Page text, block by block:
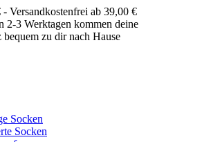
Versandkostenfrei ab 39,00 €
2-3 Werktagen kommen deine
zu dir nach Hause
Socken
Socken